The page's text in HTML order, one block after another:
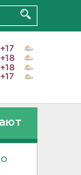
+17
+18
+18
+17